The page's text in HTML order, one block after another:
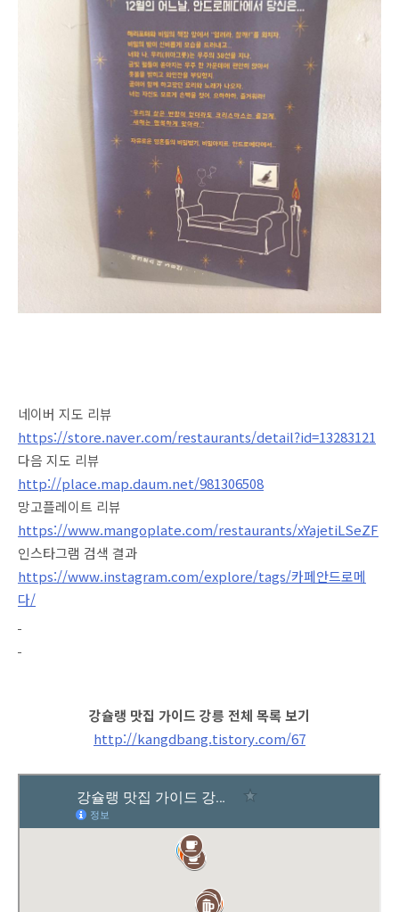
네이버 지도 리뷰
https://store.naver.com/restaurants/detail?id=13283121
다음 지도 리뷰
http://place.map.daum.net/981306508
망고플레이트 리뷰
https://www.mangoplate.com/restaurants/xYajetiLSeZF
인스타그램 검색 결과
https://www.instagram.com/explore/tags/카페안드로메
다/
강슐랭 맛집 가이드 강릉 전체 목록 보기
http://kangdbang.tistory.com/67